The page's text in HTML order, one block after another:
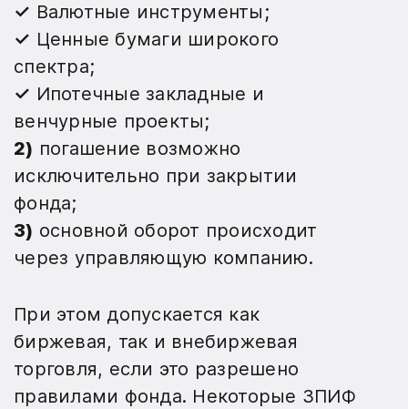
✓ Валютные инструменты;
✓ Ценные бумаги широкого
спектра;
✓ Ипотечные закладные и
венчурные проекты;
2) погашение возможно
исключительно при закрытии
фонда;
3) основной оборот происходит
через управляющую компанию.
При этом допускается как
биржевая, так и внебиржевая
торговля, если это разрешено
правилами фонда. Некоторые ЗПИФ